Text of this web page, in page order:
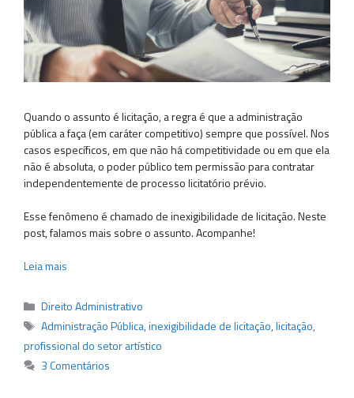
Quando o assunto é licitação, a regra é que a administração
pública a faça (em caráter competitivo) sempre que possível. Nos
casos específicos, em que não há competitividade ou em que ela
não é absoluta, o poder público tem permissão para contratar
independentemente de processo licitatório prévio.
Esse fenômeno é chamado de inexigibilidade de licitação. Neste
post, falamos mais sobre o assunto. Acompanhe!
Leia mais
Categorias
Direito Administrativo
Tags
Administração Pública,inexigibilidade de licitação,licitação,
profissional do setor artístico
3 Comentários